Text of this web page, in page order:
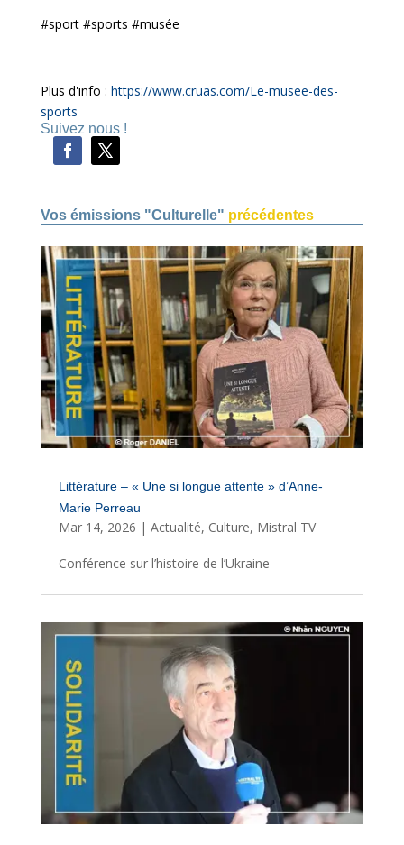
#sport #sports #musée
Plus d'info : https://www.cruas.com/Le-musee-des-
sports
Suivez nous !
Vos émissions "Culturelle" précédentes
Littérature – « Une si longue attente » d’Anne-
Marie Perreau
Mar 14, 2026 | Actualité, Culture, Mistral TV
Conférence sur l’histoire de l’Ukraine